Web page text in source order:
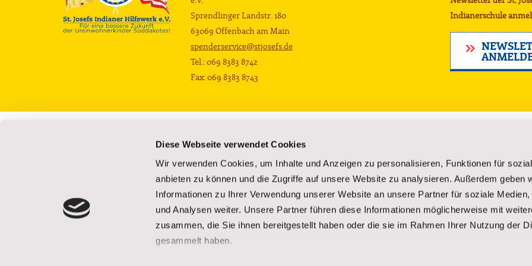
Diese Webseite verwendet Cookies
Wir verwenden Cookies, um Inhalte und Anzeigen zu personalisieren, Funktionen für
anbieten zu können und die Zugriffe auf unsere Website zu analysieren. Außerdem geben
Informationen zu Ihrer Verwendung unserer Website an unsere Partner für soziale Medien,
und Analysen weiter. Unsere Partner führen diese Informationen möglicherweise mit
zusammen, die Sie ihnen bereitgestellt haben oder die sie im Rahmen Ihrer Nutzung der
gesammelt haben.
Sprendlinger Landstr. 180
63069 Offenbach am Main
spenderservice@stjosefs.de
Tel.: 069 8383 8742
Fax: 069 8383 8743
Indianerschule
Was die Projekte bewirken
Erholung
Geschichte der Schule
Die Kinder
Schulbildung
Betreuung und Versorgung
Bücherbus
Aktuelle Herausforderungen
Videos
Reservate
Sagen und Legenden
Geschichte der Lakota
Im Kino
Kostenlose Broschüre anfordern
Vorstand
Unsere
Fragen und
Spender-